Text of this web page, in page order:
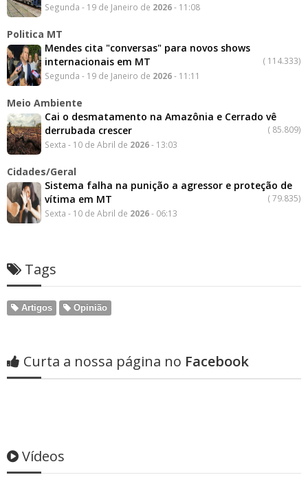
Segunda - 19 de Janeiro de 2026- 11:08
Politica MT
Mendes cita "conversas" para novos shows
internacionais em MT
( 114.333)
Segunda - 19 de Janeiro de 2026- 11:11
Meio Ambiente
Cai o desmatamento na Amazônia e Cerrado vê
derrubada crescer
( 85.809)
Sexta - 10 de Abril de 2026- 13:03
Cidades/Geral
Sistema falha na punição a agressor e proteção de
vítima em MT
(79.835)
Sexta - 10 de Abril de 2026- 06:13
Tags
Artigos Opinião
Curta a nossa página no Facebook
Vídeos